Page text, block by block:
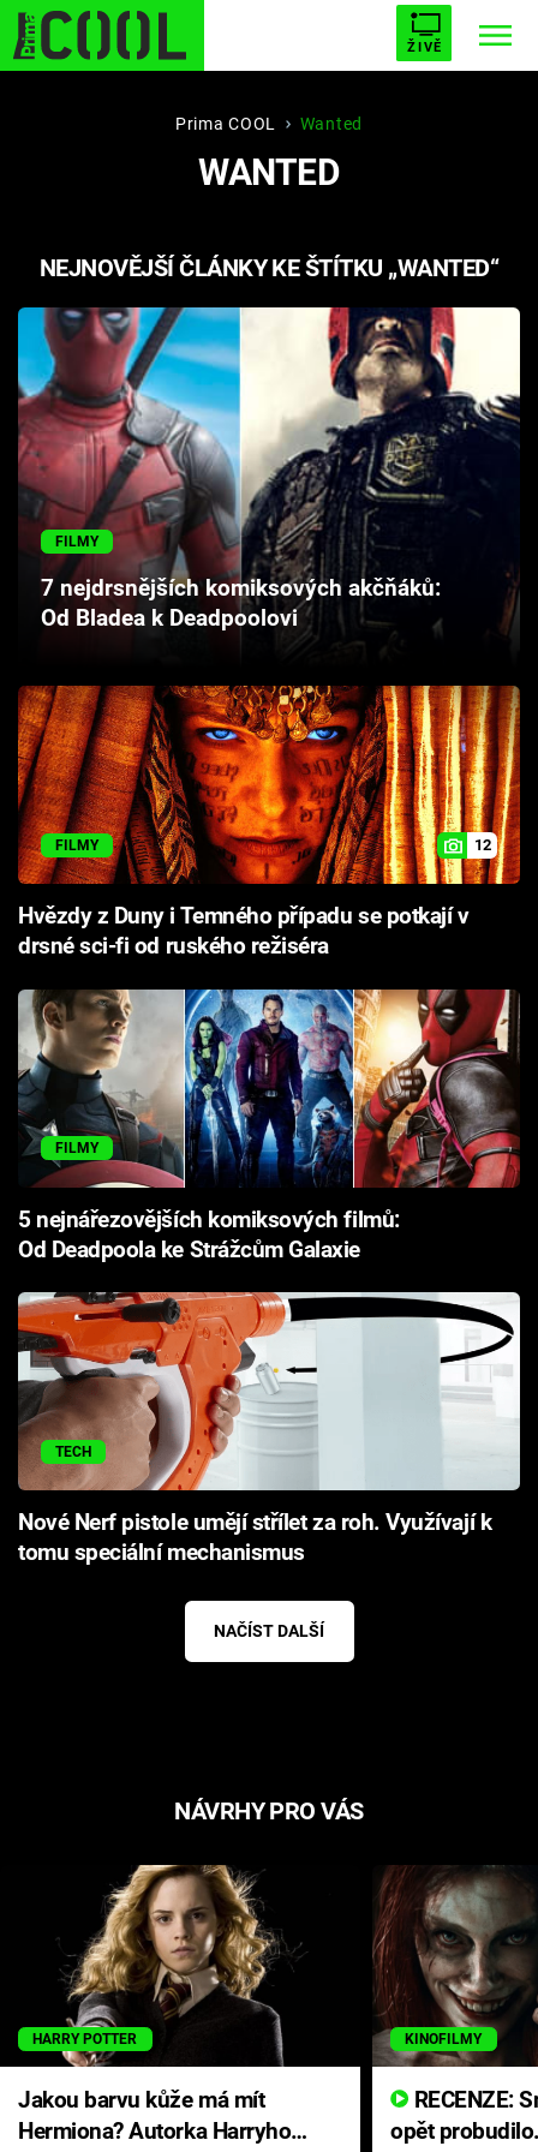
ŽIVĚ
STARHOUSE BUFFY, PŘEMOŽITELKA UPÍRŮ
PLNEJ KOTEL AVENGERS 5
Témata
Filmy
Seriály
Hry
Cool Esport
Pořady
TV Program
Sledujte prima+
Přihlášení
Sledujte nás
Prima COOL Wanted
WANTED
NEJNOVĚJŠÍ ČLÁNKY KE ŠTÍTKU „WANTED“
FILMY
7 nejdrsnějších komiksových akčňáků:
Od Bladea k Deadpoolovi
FILMY 12
Hvězdy z Duny i Temného případu se potkají v
drsné sci-fi od ruského režiséra
FILMY
5 nejnářezovějších komiksových filmů:
Od Deadpoola ke Strážcům Galaxie
TECH
Nové Nerf pistole umějí střílet za roh. Využívají k
tomu speciální mechanismus
NAČÍST DALŠÍ
NÁVRHY PRO VÁS
HARRY POTTER
Jakou barvu kůže má mít
Hermiona? Autorka Harryho
KINOFILMY
opět